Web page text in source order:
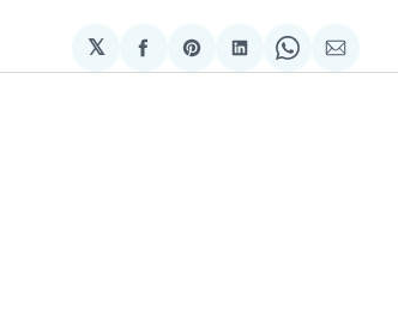
𝕏
Compartir
en
Share
on
Compartir
en
Share
on
via